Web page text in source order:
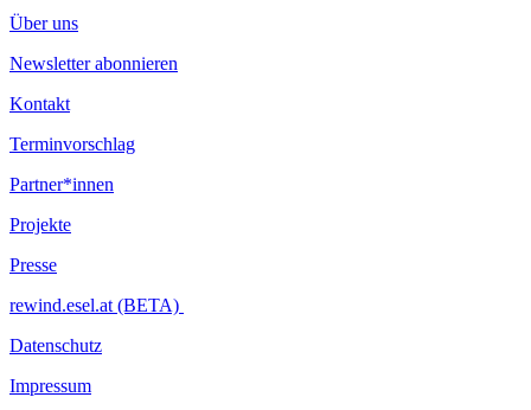
Über uns
Newsletter abonnieren
Kontakt
Terminvorschlag
Partner*innen
Projekte
Presse
rewind.esel.at (BETA)
Datenschutz
Impressum